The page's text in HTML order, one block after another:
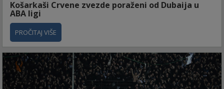
Košarkaši Crvene zvezde poraženi od Dubaija u
ABA ligi
PROČITAJ VIŠE